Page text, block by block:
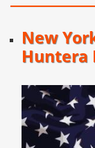
New
Huntera